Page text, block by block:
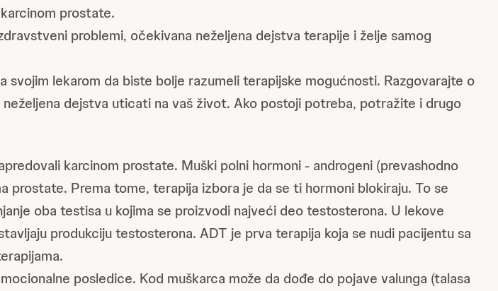
prostate.
problemi, očekivana neželjena dejstva terapije i želje samog
lekarom da biste bolje razumeli terapijske mogućnosti. Razgovarajte o
dejstva uticati na vaš život. Ako postoji potreba, potražite i drugo
karcinom prostate. Muški polni hormoni - androgeni (prevashodno
Prema tome, terapija izbora je da se ti hormoni blokiraju. To se
oba testisa u kojima se proizvodi najveći deo testosterona. U lekove
produkciju testosterona. ADT je prva terapija koja se nudi pacijentu sa
posledice. Kod muškarca može da dođe do pojave valunga (talasa